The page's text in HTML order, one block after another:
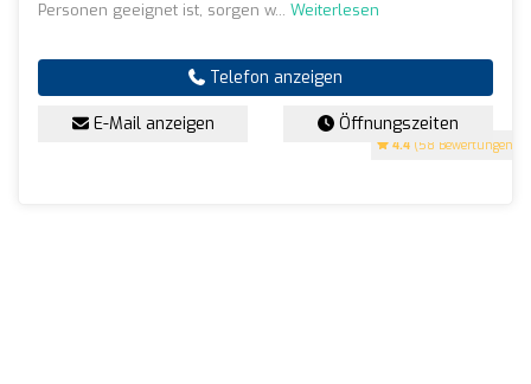
4.4 (58 Bewertungen)
Personen geeignet ist, sorgen w... Weiterlesen
Telefon anzeigen
E-Mail anzeigen Öffnungszeiten